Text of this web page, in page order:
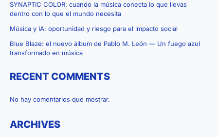
una
reconstrucción
SYNAPTIC COLOR: cuando la música conecta lo que llevas
dentro con lo que el mundo necesita
Música y IA: oportunidad y riesgo para el impacto social
Blue Blaze: el nuevo álbum de Pablo M. León — Un fuego azul
transformado en música
RECENT COMMENTS
No hay comentarios que mostrar.
ARCHIVES